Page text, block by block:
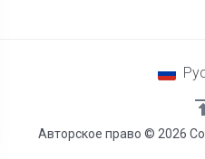
Авторское право © 2026